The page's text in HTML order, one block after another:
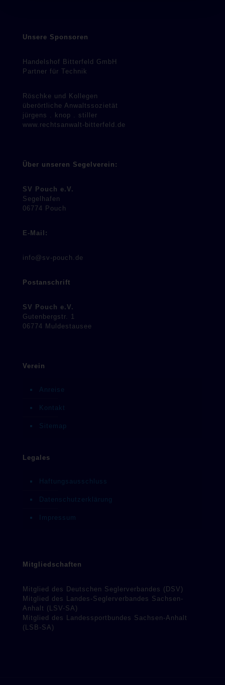
Unsere Sponsoren
Handelshof Bitterfeld GmbH
Partner für Technik
Röschke und Kollegen
überörtliche Anwaltssozietät
jürgens . knop . stiller
www.rechtsanwalt-bitterfeld.de
Über unseren Segelverein:
SV Pouch e.V.
Segelhafen
06774 Pouch
E-Mail:
info@sv-pouch.de
Postanschrift
SV Pouch e.V.
Gutenbergstr. 1
06774 Muldestausee
Verein
Anreise
Kontakt
Sitemap
Legales
Haftungsausschluss
Datenschutzerklärung
Impressum
Mitgliedschaften
Mitglied des Deutschen Seglerverbandes (DSV)
Mitglied des Landes-Seglerverbandes Sachsen-
Anhalt (LSV-SA)
Mitglied des Landessportbundes Sachsen-Anhalt
(LSB-SA)